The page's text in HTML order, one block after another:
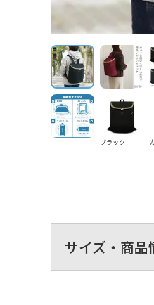
ブラック
サイズ・商品